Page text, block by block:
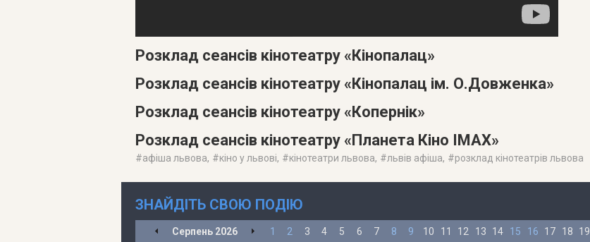
Розклад сеансів кінотеатру «Кінопалац»
Розклад сеансів кінотеатру «Кінопалац ім. О.Довженка»
Розклад сеансів кінотеатру «Копернік»
Розклад сеансів кінотеатру «Планета Кіно IMAX»
#афіша львова, #кіно у львові, #кінотеатри львова, #львів афіша, #розклад кінотеатрів львова
ЗНАЙДІТЬ СВОЮ ПОДІЮ
Серпень 2026 1 2 3 4 5 6 7 8 9 10 11 12 13 14 15 16 17 18 19